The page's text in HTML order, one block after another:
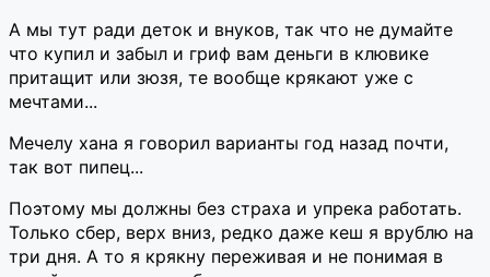
А мы тут ради деток и внуков, так что не думайте
что купил и забыл и гриф вам деньги в клювике
притащит или зюзя, те вообще крякают уже с
мечтами...
Мечелу хана я говорил варианты год назад почти,
так вот пипец...
Поэтому мы должны без страха и упрека работать.
Только сбер, верх вниз, редко даже кеш я врублю на
три дня. А то я крякну переживая и не понимая в